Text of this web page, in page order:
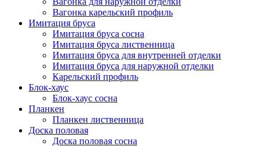
Вагонка карельский профиль
Имитация бруса
Имитация бруса сосна
Имитация бруса лиственница
Имитация бруса для внутренней отделки
Имитация бруса для наружной отделки
Карельский профиль
Блок-хаус
Блок-хаус сосна
Планкен
Планкен лиственница
Доска половая
Доска половая сосна